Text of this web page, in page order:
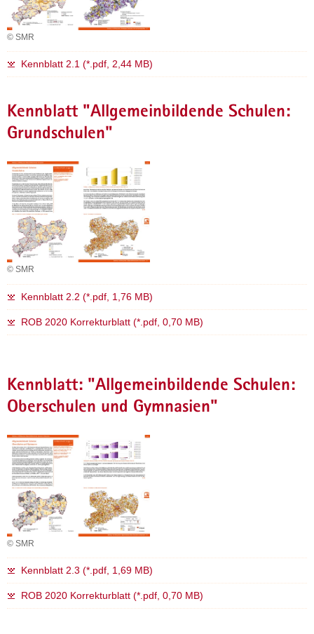
a
v
g
a
i
o
© SMR
Kennblatt 2.1 (*.pdf, 2,44 MB)
Kennblatt "Allgemeinbildende Schulen:
Grundschulen"
© SMR
Kennblatt 2.2 (*.pdf, 1,76 MB)
ROB 2020 Korrekturblatt (*.pdf, 0,70 MB)
Kennblatt: "Allgemeinbildende Schulen:
Oberschulen und Gymnasien"
© SMR
Kennblatt 2.3 (*.pdf, 1,69 MB)
ROB 2020 Korrekturblatt (*.pdf, 0,70 MB)